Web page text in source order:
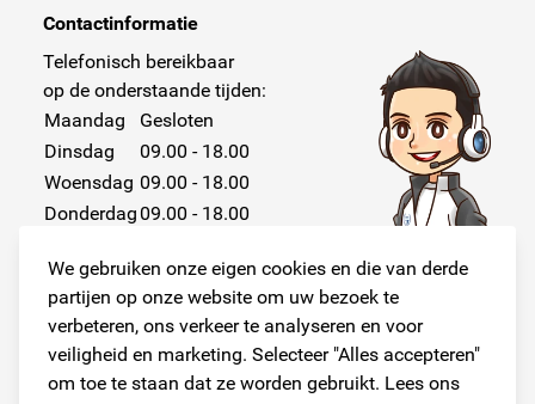
We gebruiken onze eigen cookies en die van derde
partijen op onze website om uw bezoek te
verbeteren, ons verkeer te analyseren en voor
veiligheid en marketing. Selecteer "Alles accepteren"
om toe te staan dat ze worden gebruikt. Lees ons
Contactinformatie
Telefonisch bereikbaar
op de onderstaande tijden:
Maandag
Gesloten
Dinsdag
09.00 - 18.00
Woensdag 09.00 - 18.00
Donderdag 09.00 - 18.00
Zaterdag
Gesloten
Zondag
Gesloten